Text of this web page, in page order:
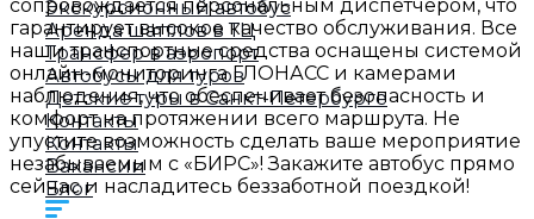
Экскурсионный автобус
Аренда шаттлов в ТЦ
Трансфер в аэропорт
Автобусы для туров
Детские туры в Санкт-Петербурге
Контакты
Контакты
Вакансии
Блог
сопровождается персональным диспетчером, что
гарантирует высокое качество обслуживания. Все
наши транспортные средства оснащены системой
онлайн-мониторинга ГЛОНАСС и камерами
наблюдения, что обеспечивает безопасность и
комфорт на протяжении всего маршрута. Не
упустите возможность сделать ваше мероприятие
незабываемым с «БИРС»! Закажите автобус прямо
сейчас и насладитесь беззаботной поездкой!